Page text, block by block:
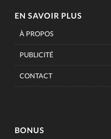
EN SAVOIR PLUS
À PROPOS
PUBLICITÉ
CONTACT
BONUS